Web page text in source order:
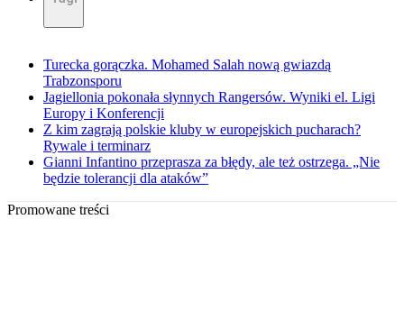
Turecka gorączka. Mohamed Salah nową gwiazdą
Trabzonsporu
Jagiellonia pokonała słynnych Rangersów. Wyniki el. Ligi
Europy i Konferencji
Z kim zagrają polskie kluby w europejskich pucharach?
Rywale i terminarz
Gianni Infantino przeprasza za błędy, ale też ostrzega. „Nie
będzie tolerancji dla ataków”
Promowane treści